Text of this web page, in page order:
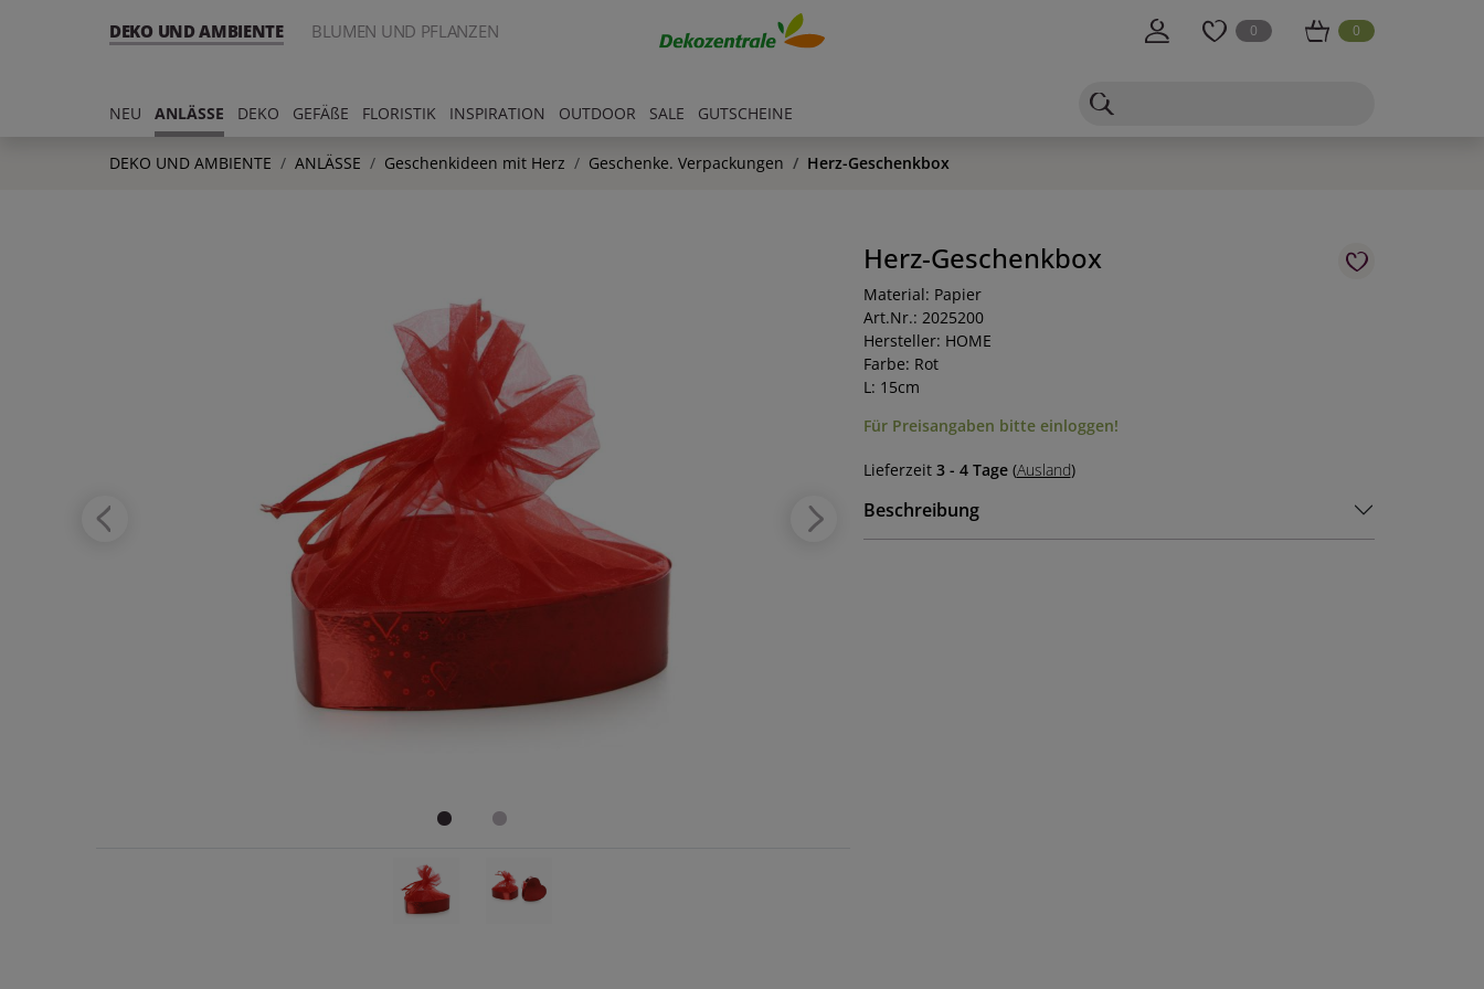
DEKO UND AMBIENTE BLUMEN UND PFLANZEN 0 0
NEU ANLÄSSE DEKO GEFÄßE FLORISTIK INSPIRATION OUTDOOR SALE GUTSCHEINE
DEKO UND AMBIENTE ANLÄSSE Geschenkideen mit Herz Geschenke. Verpackungen Herz-Geschenkbox
Herz-Geschenkbox
Material: Papier
Art.Nr.: 2025200
Hersteller: HOME
Farbe: Rot
L: 15cm
Für Preisangaben bitte einloggen!
Lieferzeit 3 - 4 Tage(Ausland)
Beschreibung